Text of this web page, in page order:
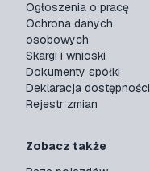
Ogłoszenia o pracę
Ochrona danych
osobowych
Skargi i wnioski
Dokumenty spółki
Deklaracja dostępności
Rejestr zmian
Zobacz także